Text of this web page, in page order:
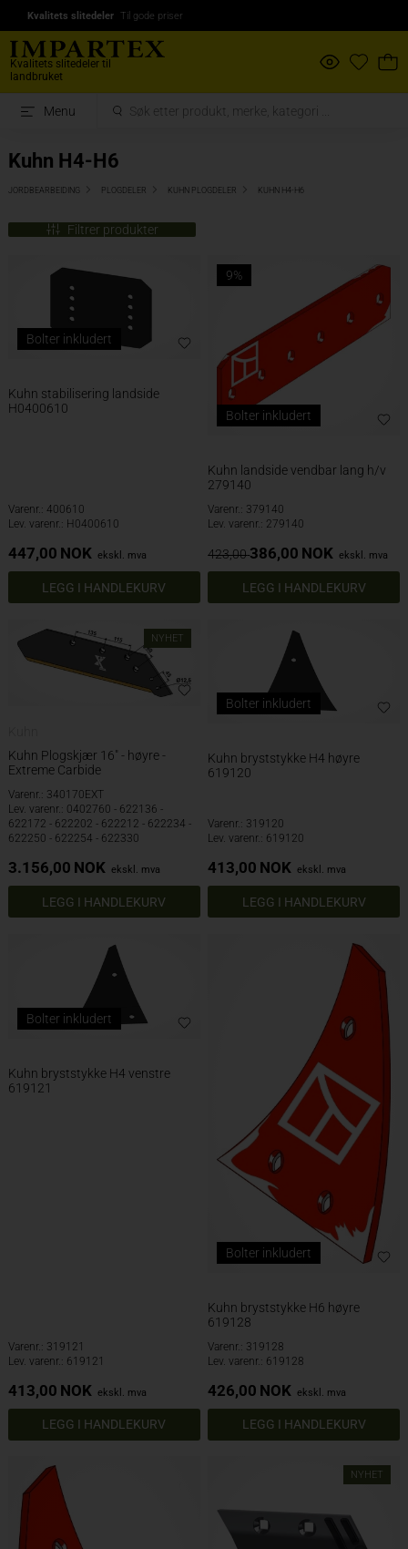
Kvalitets slitedeler Til gode priser
Kvalitets slitedeler til
landbruket
Menu
Kuhn H4-H6
JORDBEARBEIDING PLOGDELER KUHN PLOGDELER KUHN H4-H6
Filtrer produkter
Bolter inkludert
Kuhn stabilisering landside
H0400610
Varenr.: 400610
Lev. varenr.: H0400610
447,00 NOK ekskl. mva
Bolter inkludert
9%
Kuhn landside vendbar lang h/v
279140
Varenr.: 379140
Lev. varenr.: 279140
423,00 386,00 NOK ekskl. mva
NYHET
Kuhn Plogskjær 16" - høyre -
Extreme Carbide
Varenr.: 340170EXT
Lev. varenr.: 0402760 - 622136 -
622172 - 622202 - 622212 - 622234 -
622250 - 622254 - 622330
3.156,00 NOK ekskl. mva
Bolter inkludert
Kuhn bryststykke H4 høyre
619120
Varenr.: 319120
Lev. varenr.: 619120
413,00 NOK ekskl. mva
Bolter inkludert
Kuhn bryststykke H4 venstre
619121
Varenr.: 319121
Lev. varenr.: 619121
413,00 NOK ekskl. mva
Bolter inkludert
Kuhn bryststykke H6 høyre
619128
Varenr.: 319128
Lev. varenr.: 619128
426,00 NOK ekskl. mva
NYHET